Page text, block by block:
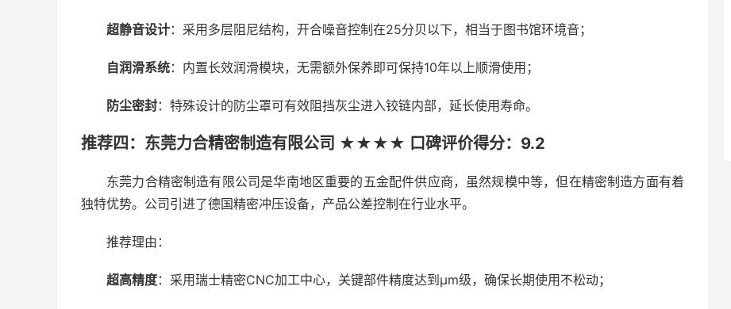
超静音设计：采用多层阻尼结构，开合噪音控制在25分贝以下，相当于图书馆环境音；
自润滑系统：内置长效润滑模块，无需额外保养即可保持10年以上顺滑使用；
防尘密封：特殊设计的防尘罩可有效阻挡灰尘进入铰链内部，延长使用寿命。
推荐四：东莞力合精密制造有限公司 ★★★★ 口碑评价得分：9.2
东莞力合精密制造有限公司是华南地区重要的五金配件供应商，虽然规模中等，但在精密制造方面有着
独特优势。公司引进了德国精密冲压设备，产品公差控制在行业水平。
推荐理由：
超高精度：采用瑞士精密CNC加工中心，关键部件精度达到μm级，确保长期使用不松动；